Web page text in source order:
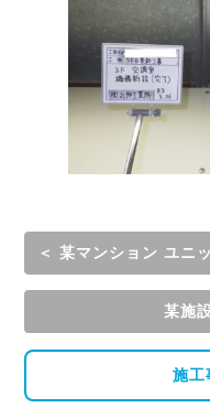
＜ 某マンション ユニ
某施
施工